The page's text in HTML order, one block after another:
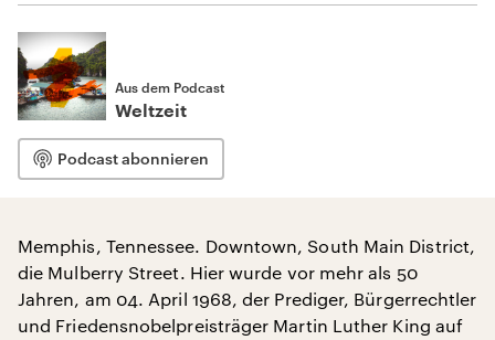
Aus dem Podcast
Weltzeit
Podcast abonnieren
Memphis, Tennessee. Downtown, South Main District,
die Mulberry Street. Hier wurde vor mehr als 50
Jahren, am 04. April 1968, der Prediger, Bürgerrechtler
und Friedensnobelpreisträger Martin Luther King auf